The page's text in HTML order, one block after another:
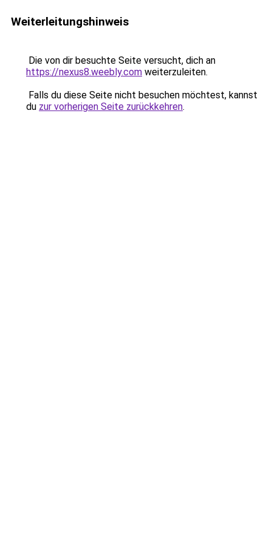
Weiterleitungshinweis
Die von dir besuchte Seite versucht, dich an
https://nexus8.weebly.com weiterzuleiten.
Falls du diese Seite nicht besuchen möchtest, kannst
du zur vorherigen Seite zurückkehren.